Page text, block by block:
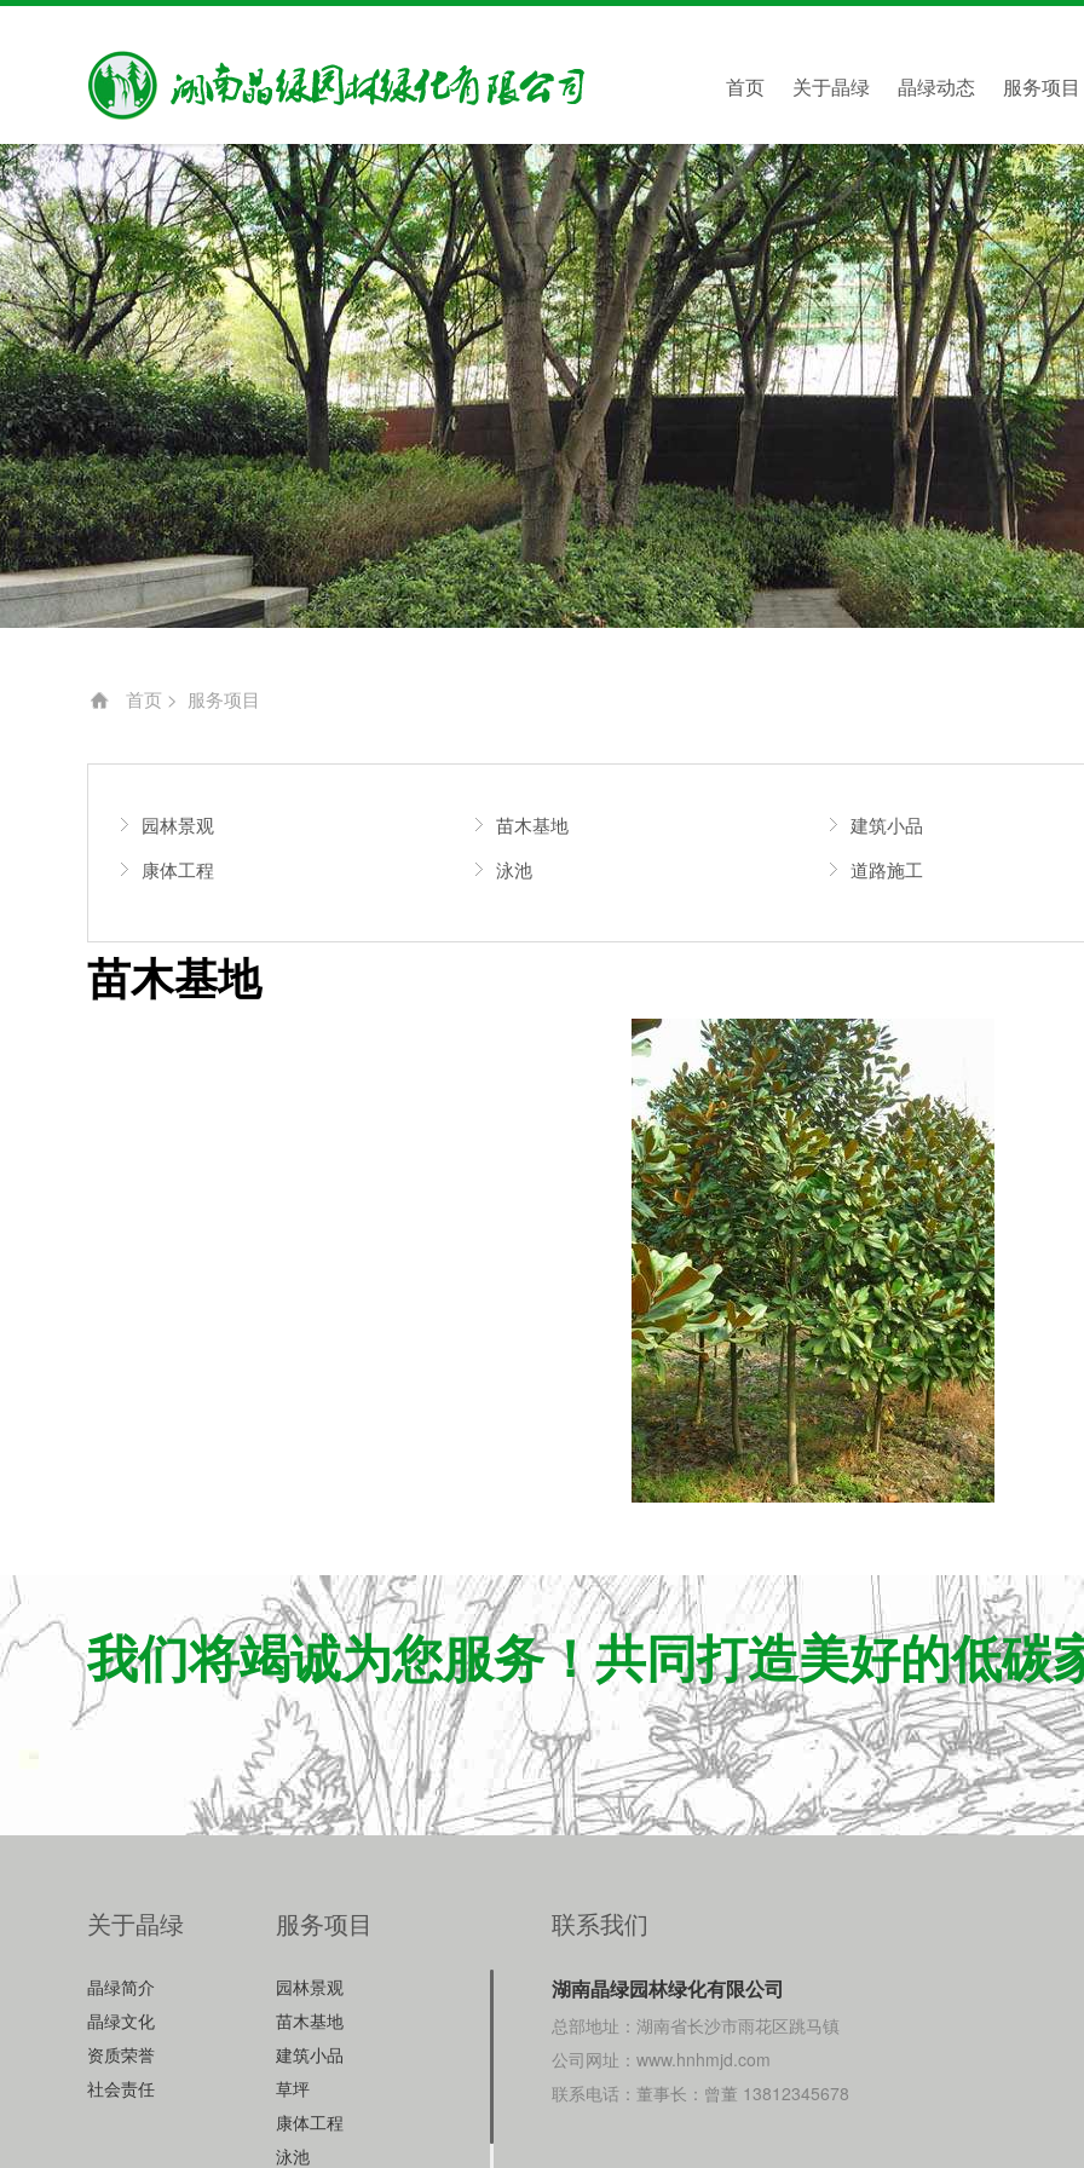
首页 关于晶绿 晶绿动态 服务项目
首页 > 服务项目
园林景观 苗木基地
建筑小品
康体工程
泳池 道路施工
苗木基地
我们将竭诚为您服务！共同打造美好的低碳
关于晶绿
晶绿简介
晶绿文化
资质荣誉
社会责任
服务项目
园林景观
苗木基地
建筑小品
草坪
康体工程
泳池
联系我们
湖南晶绿园林绿化有限公司
总部地址：湖南省长沙市雨花区跳马镇
公司网址：www.hnhmjd.com
联系电话：董事长：曾董 13812345678